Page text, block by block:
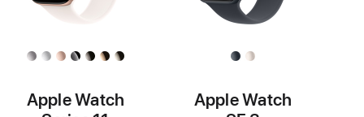
Apple Watch
Apple Watch